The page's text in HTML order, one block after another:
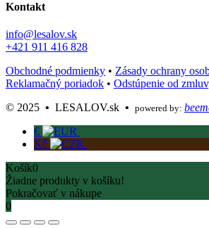
Kontakt
info@lesalov.sk
+421 911 416 828
Obchodné podmienky • Zásady ochrany
Reklamačný poriadok • Odstúpenie od
©️ 2025 • LESALOV.sk • powered by:
€
Kč
Košík0
Žiadne produkty v košíku!
Pokračovať v nákupe
0